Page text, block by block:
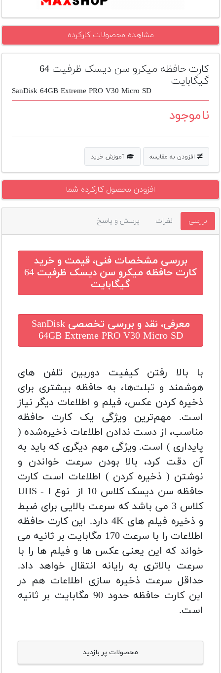
مکث
محصول
دست
لیست
مشاهده محصولات کارکرده
کارت حافظه میکرو سن دیسک ظرفیت 64
گیگابایت
SanDisk 64GB Extreme PRO V30 Micro SD
ناموجود
افزودن به مقایسه آموزش خرید
افزودن محصول کارکرده شما
بررسی نظرات پرسش و پاسخ
بررسی مشخصات فنی، قیمت و خرید
کارت حافظه میکرو سن دیسک ظرفیت 64
گیگابایت
معرفی، نقد و بررسی تخصصیSanDisk
64GB Extreme PRO V30 Micro SD
با بالا رفتن کیفیت دوربین تلفن‌ های
هوشمند و تبلت‌ها، به حافظه بیشتری برای
ذخیره‌ کردن عکس، فیلم و اطلاعات دیگر نیاز
است. مهم‌ترین ویژگی یک کارت حافظه
مناسب، از دست ندادن اطلاعات ذخیره‌شده (
پایداری ) است. ویژگی مهم دیگری که باید به
آن دقت کرد، بالا بودن سرعت خواندن و
نوشتن ( ذخیره کردن ) اطلاعات است کارت
حافظه سن دیسک کلاس 10 از نوع UHS - I
کلاس 3 می باشد که سرعت بالایی برای ضبط
و ذخیره فیلم های 4K دارد.
این کارت حافظه
اطلاعات را با سرعت 170 مگابایت بر ثانیه می
خواند که این یعنی عکس ها و فیلم ها را با
سرعت بالاتری به رایانه انتقال خواهد داد.
حداقل سرعت ذخیره سازی اطلاعات هم در
این کارت حافظه حدود 90 مگابایت بر ثانیه
است.
محصولات پر بازدید